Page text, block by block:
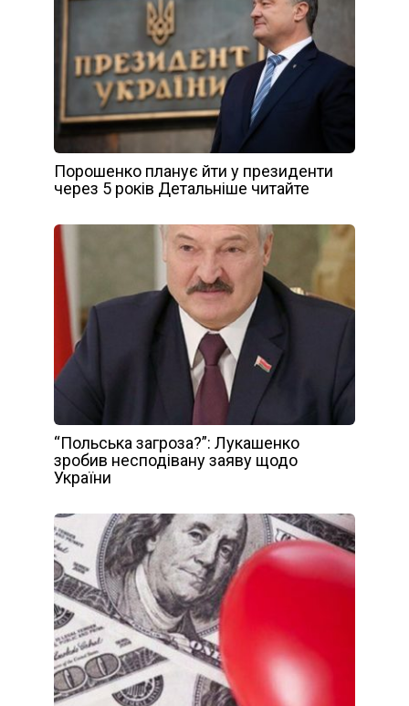
Порошенко планує йти у президенти
через 5 років Детальніше читайте
“Польська загроза?”: Лукашенко
зробив несподівану заяву щодо
України